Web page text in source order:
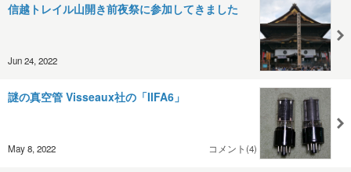
信越トレイル山開き前夜祭に参加してきました
Jun 24, 2022
謎の真空管 Visseaux社の「IIFA6」
May 8, 2022 コメント(4)